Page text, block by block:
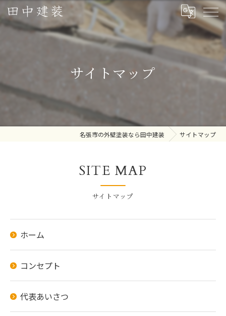
サイトマップ
名張市の外壁塗装なら田中建装 サイトマップ
サイトマップ
SITE MAP
ホーム
コンセプト
代表あいさつ